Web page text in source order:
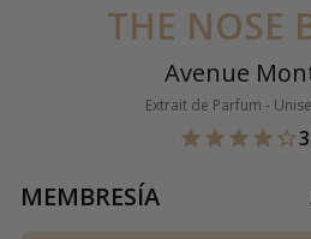
THE NOSE
Avenue
Extrait de Parfum -
MEMBRESÍA